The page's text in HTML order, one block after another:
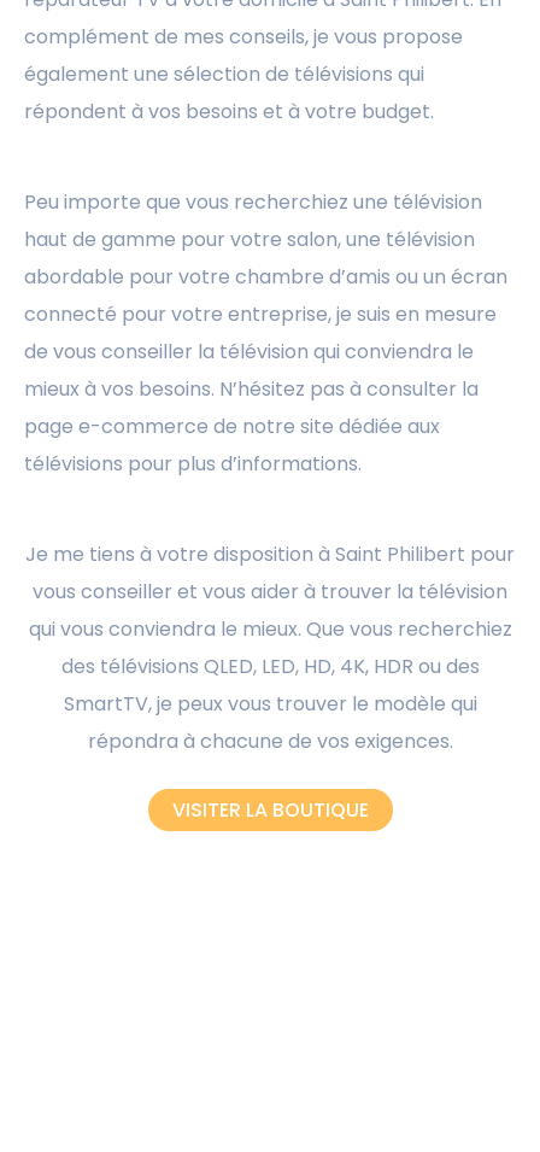
complément de mes conseils, je vous propose
également une sélection de télévisions qui
répondent à vos besoins et à votre budget.
Peu importe que vous recherchiez une télévision
haut de gamme pour votre salon, une télévision
abordable pour votre chambre d’amis ou un écran
connecté pour votre entreprise, je suis en mesure
de vous conseiller la télévision qui conviendra le
mieux à vos besoins. N’hésitez pas à consulter la
page e-commerce de notre site dédiée aux
télévisions pour plus d’informations.
Je me tiens à votre disposition à Saint Philibert pour
vous conseiller et vous aider à trouver la télévision
qui vous conviendra le mieux. Que vous recherchiez
des télévisions QLED, LED, HD, 4K, HDR ou des
SmartTV, je peux vous trouver le modèle qui
répondra à chacune de vos exigences.
VISITER LA BOUTIQUE